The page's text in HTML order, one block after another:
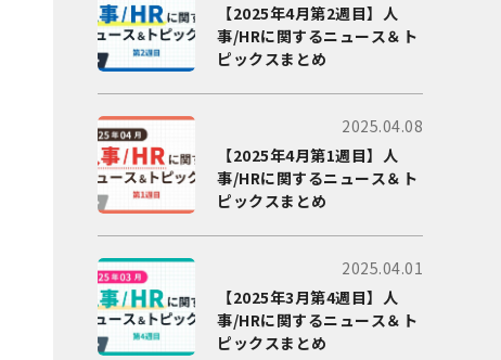
【2025年4月第2週目】人
事/HRに関するニュース＆ト
ピックスまとめ
2025.04.08
【2025年4月第1週目】人
事/HRに関するニュース＆ト
ピックスまとめ
2025.04.01
【2025年3月第4週目】人
事/HRに関するニュース＆ト
ピックスまとめ